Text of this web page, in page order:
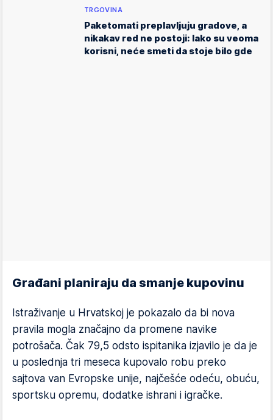
TRGOVINA
Paketomati preplavljuju gradove, a
nikakav red ne postoji: Iako su veoma
korisni, neće smeti da stoje bilo gde
Građani planiraju da smanje kupovinu
Istraživanje u Hrvatskoj je pokazalo da bi nova
pravila mogla značajno da promene navike
potrošača. Čak 79,5 odsto ispitanika izjavilo je da je
u poslednja tri meseca kupovalo robu preko
sajtova van Evropske unije, najčešće odeću, obuću,
sportsku opremu, dodatke ishrani i igračke.